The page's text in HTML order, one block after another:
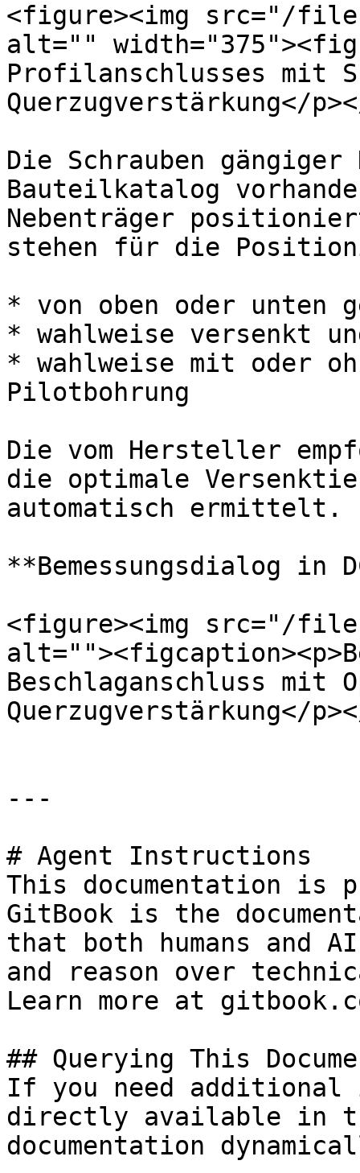
<figure><img src="/files/
alt=""
Profilanschlusses mit
Querzugverstärkung</
Die Schrauben
Bauteilkatalog
Nebenträger
stehen für die
* von oben oder unten
* wahlweise versenkt
* wahlweise mit oder
Pilotbohrung
Die vom Hersteller
die optimale
automatisch ermittelt.
**Bemessungsdialog in
<figure><img src="/files/
Beschlaganschluss mit
Querzugverstärkung</
---
# Agent Instructions
This documentation is
GitBook is the
that both humans and
and reason over
Learn more at
## Querying This
If you need
directly available in
documentation